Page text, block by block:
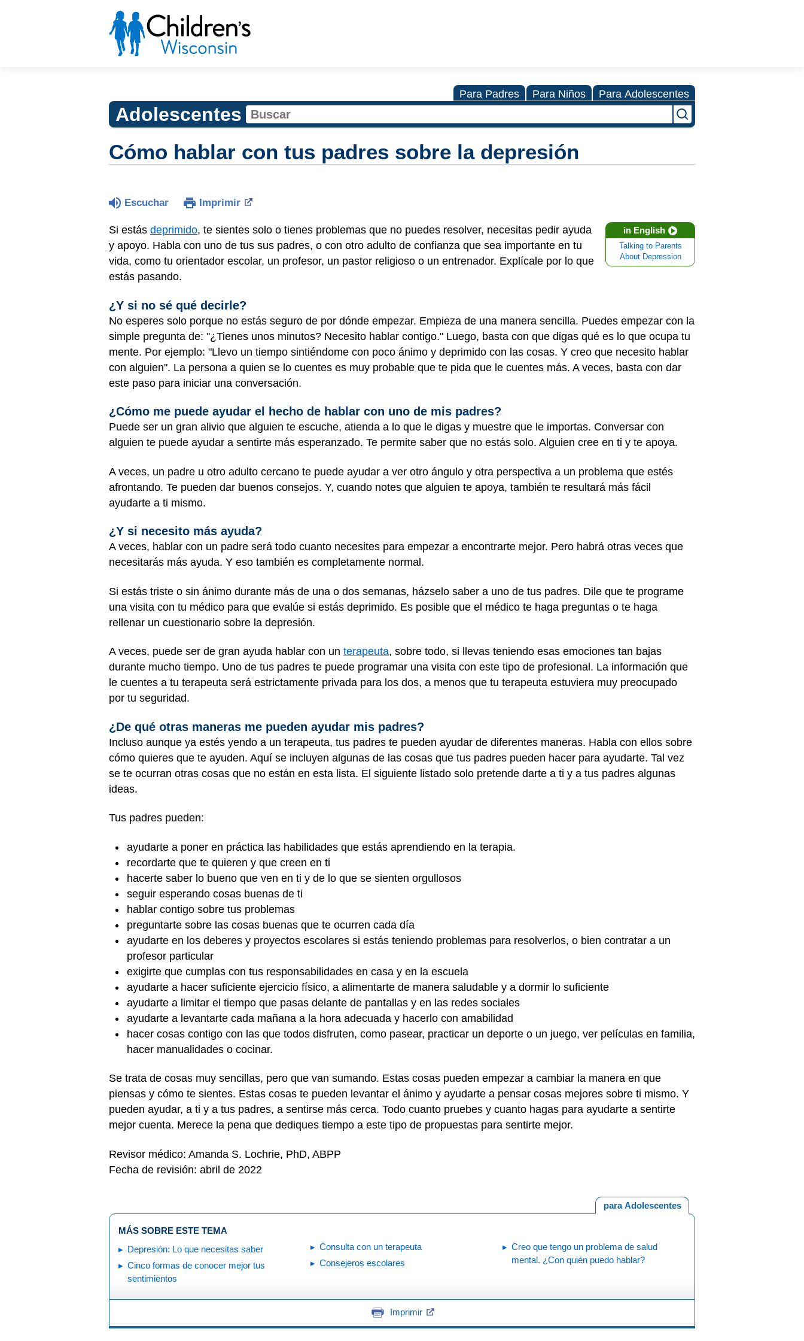
Para Padres Para Niños Para Adolescentes
Adolescentes
Cómo hablar con tus padres sobre la depresión
Escuchar Imprimir
in English
Talking to Parents
About Depression
Si estás deprimido, te sientes solo o tienes problemas que no puedes resolver, necesitas pedir ayuda
y apoyo. Habla con uno de tus sus padres, o con otro adulto de confianza que sea importante en tu
vida, como tu orientador escolar, un profesor, un pastor religioso o un entrenador. Explícale por lo que
estás pasando.
¿Y si no sé qué decirle?
No esperes solo porque no estás seguro de por dónde empezar. Empieza de una manera sencilla. Puedes empezar con la
simple pregunta de: "¿Tienes unos minutos? Necesito hablar contigo." Luego, basta con que digas qué es lo que ocupa tu
mente. Por ejemplo: "Llevo un tiempo sintiéndome con poco ánimo y deprimido con las cosas. Y creo que necesito hablar
con alguien". La persona a quien se lo cuentes es muy probable que te pida que le cuentes más. A veces, basta con dar
este paso para iniciar una conversación.
¿Cómo me puede ayudar el hecho de hablar con uno de mis padres?
Puede ser un gran alivio que alguien te escuche, atienda a lo que le digas y muestre que le importas. Conversar con
alguien te puede ayudar a sentirte más esperanzado. Te permite saber que no estás solo. Alguien cree en ti y te apoya.
A veces, un padre u otro adulto cercano te puede ayudar a ver otro ángulo y otra perspectiva a un problema que estés
afrontando. Te pueden dar buenos consejos. Y, cuando notes que alguien te apoya, también te resultará más fácil
ayudarte a ti mismo.
¿Y si necesito más ayuda?
A veces, hablar con un padre será todo cuanto necesites para empezar a encontrarte mejor. Pero habrá otras veces que
necesitarás más ayuda. Y eso también es completamente normal.
Si estás triste o sin ánimo durante más de una o dos semanas, házselo saber a uno de tus padres. Dile que te programe
una visita con tu médico para que evalúe si estás deprimido. Es posible que el médico te haga preguntas o te haga
rellenar un cuestionario sobre la depresión.
A veces, puede ser de gran ayuda hablar con un terapeuta, sobre todo, si llevas teniendo esas emociones tan bajas
durante mucho tiempo. Uno de tus padres te puede programar una visita con este tipo de profesional. La información que
le cuentes a tu terapeuta será estrictamente privada para los dos, a menos que tu terapeuta estuviera muy preocupado
por tu seguridad.
¿De qué otras maneras me pueden ayudar mis padres?
Incluso aunque ya estés yendo a un terapeuta, tus padres te pueden ayudar de diferentes maneras. Habla con ellos sobre
cómo quieres que te ayuden. Aquí se incluyen algunas de las cosas que tus padres pueden hacer para ayudarte. Tal vez
se te ocurran otras cosas que no están en esta lista. El siguiente listado solo pretende darte a ti y a tus padres algunas
ideas.
Tus padres pueden:
ayudarte a poner en práctica las habilidades que estás aprendiendo en la terapia.
recordarte que te quieren y que creen en ti
hacerte saber lo bueno que ven en ti y de lo que se sienten orgullosos
seguir esperando cosas buenas de ti
hablar contigo sobre tus problemas
preguntarte sobre las cosas buenas que te ocurren cada día
ayudarte en los deberes y proyectos escolares si estás teniendo problemas para resolverlos, o bien contratar a un
profesor particular
exigirte que cumplas con tus responsabilidades en casa y en la escuela
ayudarte a hacer suficiente ejercicio físico, a alimentarte de manera saludable y a dormir lo suficiente
ayudarte a limitar el tiempo que pasas delante de pantallas y en las redes sociales
ayudarte a levantarte cada mañana a la hora adecuada y hacerlo con amabilidad
hacer cosas contigo con las que todos disfruten, como pasear, practicar un deporte o un juego, ver películas en familia,
hacer manualidades o cocinar.
Se trata de cosas muy sencillas, pero que van sumando. Estas cosas pueden empezar a cambiar la manera en que
piensas y cómo te sientes. Estas cosas te pueden levantar el ánimo y ayudarte a pensar cosas mejores sobre ti mismo. Y
pueden ayudar, a ti y a tus padres, a sentirse más cerca. Todo cuanto pruebes y cuanto hagas para ayudarte a sentirte
mejor cuenta. Merece la pena que dediques tiempo a este tipo de propuestas para sentirte mejor.
Revisor médico: Amanda S. Lochrie, PhD, ABPP
Fecha de revisión: abril de 2022
para Adolescentes
MÁS SOBRE ESTE TEMA
Depresión: Lo que necesitas saber
Cinco formas de conocer mejor tus
sentimientos
Consulta con un terapeuta
Consejeros escolares
Creo que tengo un problema de salud
mental. ¿Con quién puedo hablar?
Imprimir